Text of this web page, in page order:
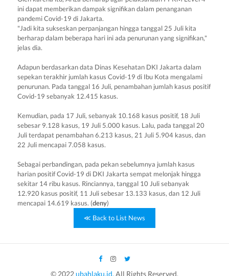
ini dapat memberikan dampak signifikan dalam penanganan
pandemi Covid-19 di Jakarta.
"Jadi kita sukseskan perpanjangan hingga tanggal 25 Juli kita
berharap dalam beberapa hari ini ada penurunan yang signifikan,"
jelas dia.
Adapun berdasarkan data Dinas Kesehatan DKI Jakarta dalam
sepekan terakhir jumlah kasus Covid-19 di Ibu Kota mengalami
penurunan. Pada tanggal 16 Juli, penambahan jumlah kasus positif
Covid-19 sebanyak 12.415 kasus.
Kemudian, pada 17 Juli, sebanyak 10.168 kasus positif, 18 Juli
sebesar 9.128 kasus, 19 Juli 5.000 kasus. Lalu, pada tanggal 20
Juli terdapat penambahan 6.213 kasus, 21 Juli 5.904 kasus, dan
22 Juli mencapai 7.058 kasus.
Sebagai perbandingan, pada pekan sebelumnya jumlah kasus
harian positif Covid-19 di DKI Jakarta sempat melonjak hingga
sekitar 14 ribu kasus. Rinciannya, tanggal 10 Juli sebanyak
12.920 kasus positif, 11 Juli sebesar 13.133 kasus, dan 12 Juli
mencapai 14.619 kasus. (deny)
≪ Back to List News
© 2022ubahlaku.id. All Rights Reserved.